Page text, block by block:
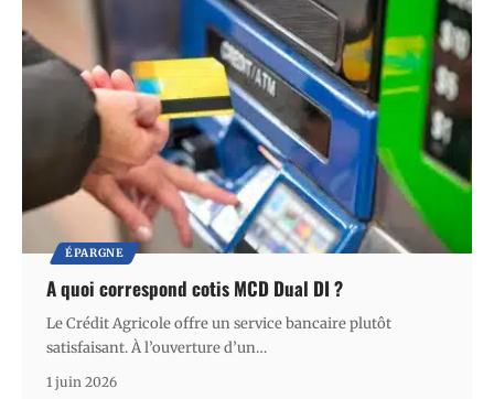
ÉPARGNE
A quoi correspond cotis MCD Dual DI ?
Le Crédit Agricole offre un service bancaire plutôt
satisfaisant. À l’ouverture d’un…
1 juin 2026